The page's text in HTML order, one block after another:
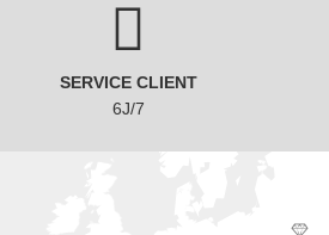
SERVICE CLIENT
6J/7